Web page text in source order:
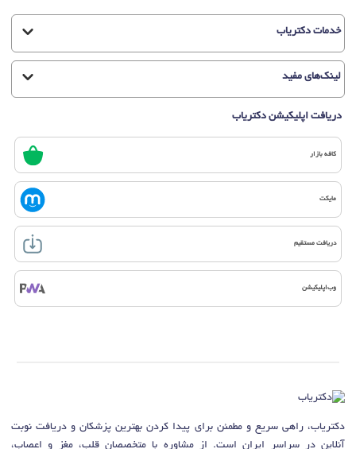
خدمات دکتریاب
لینک‌های مفید
دریافت اپلیکیشن دکتریاب
کافه بازار
مایکت
دریافت مستقیم
وب‌اپلیکیشن
دکتریاب، راهی سریع و مطمئن برای پیدا کردن بهترین پزشکان و دریافت نوبت
آنلاین در سراسر ایران است. از مشاوره با متخصصان قلب، مغز و اعصاب،